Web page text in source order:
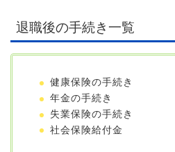
退職後の手続き一覧
健康保険の手続き
年金の手続き
失業保険の手続き
社会保険給付金